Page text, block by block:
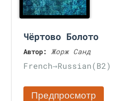
Чёртово Болото
Автор: Жорж Санд
French→Russian(B2)
Предпросмотр